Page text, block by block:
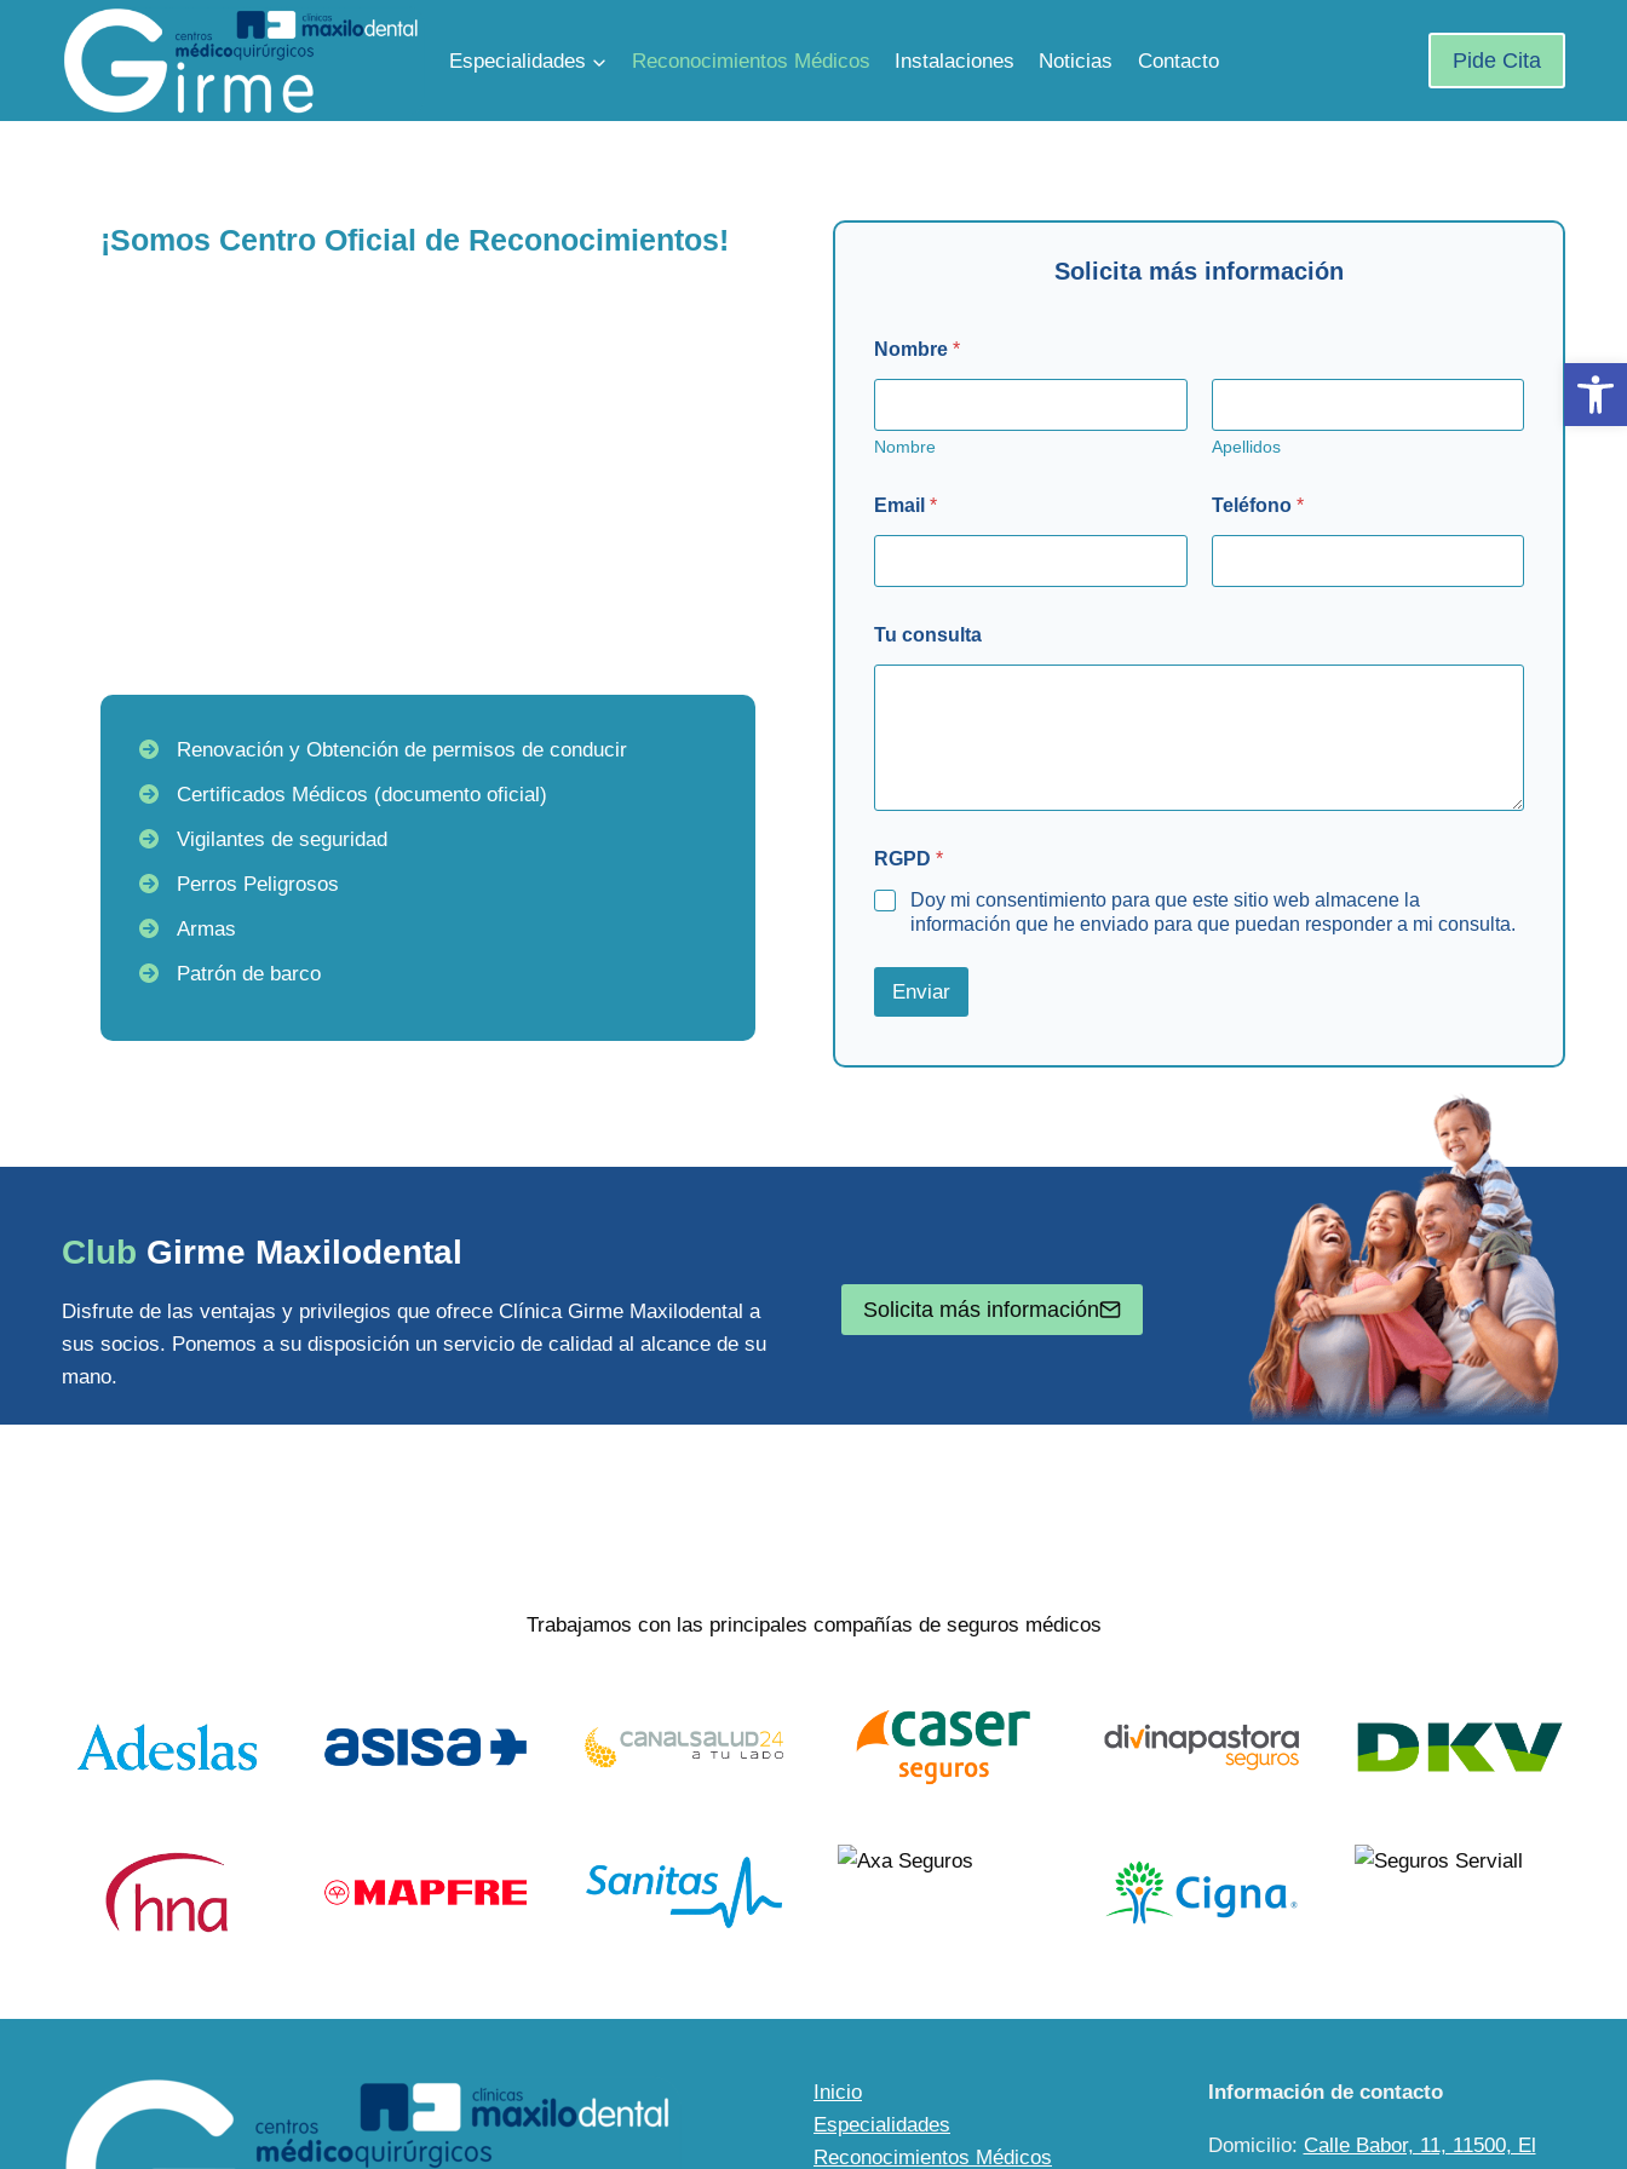
contenido
Especialidades Reconocimientos Médicos Instalaciones Noticias Contacto Pide Cita
¡Somos Centro Oficial de Reconocimientos!
Renovación y Obtención de permisos de conducir
Certificados Médicos (documento oficial)
Vigilantes de seguridad
Perros Peligrosos
Armas
Patrón de barco
Solicita más información
Nombre *
Nombre Apellidos
Email * Teléfono *
Tu consulta
RGPD *
Doy mi consentimiento para que este sitio web almacene la
información que he enviado para que puedan responder a mi consulta.
Enviar
Club Girme Maxilodental
Disfrute de las ventajas y privilegios que ofrece Clínica Girme Maxilodental a
sus socios. Ponemos a su disposición un servicio de calidad al alcance de su
mano.
Solicita más información
Trabajamos con las principales compañías de seguros médicos
Inicio
Especialidades
Reconocimientos Médicos
Información de contacto
Domicilio: Calle Babor, 11, 11500, El
Abrir